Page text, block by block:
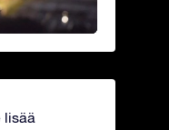
lisää